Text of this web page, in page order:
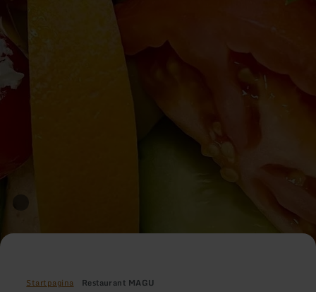
Startpagina Restaurant MAGU